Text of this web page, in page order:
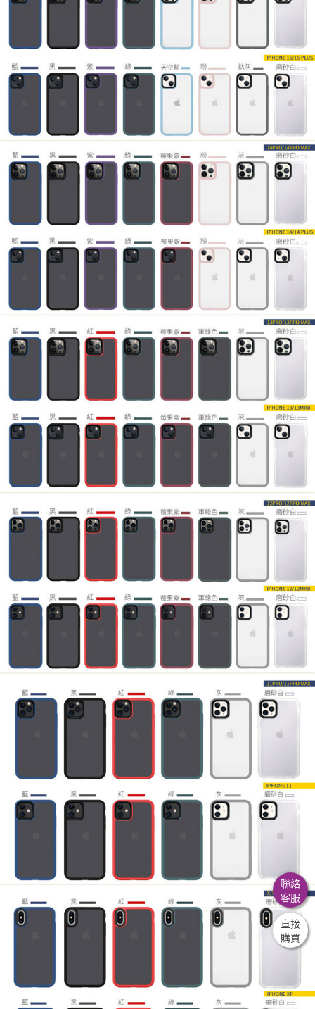
聯絡
客服
直接
購買